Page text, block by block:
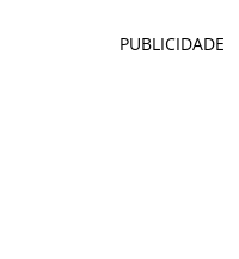
PUBLICIDADE